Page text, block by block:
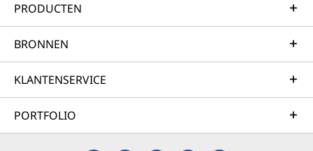
PRODUCTEN
BRONNEN
KLANTENSERVICE
PORTFOLIO